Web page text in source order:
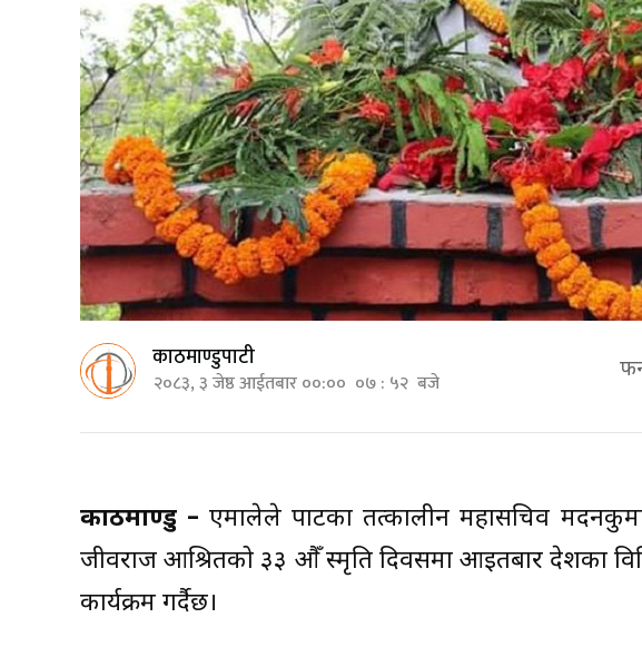
काठमाण्डुपाटी
२०८३, ३ जेष्ठ आईतबार ००:०० ०७ : ५२ बजे
काठमाण्डु – एमालेले पार्टीका तत्कालीन महासचिव
जीवराज आश्रितको ३३ औँ स्मृति दिवसमा आइतबार देशका
कार्यक्रम गर्दैछ।